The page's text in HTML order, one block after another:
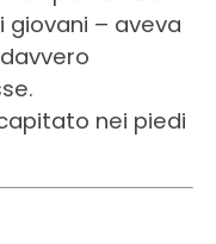
giovani – aveva
nei piedi